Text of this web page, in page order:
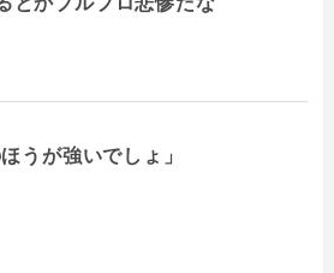
うが強いでしょ」